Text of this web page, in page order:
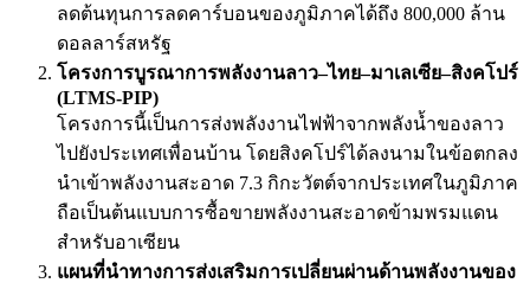
ลดต้นทุนการลดคาร์บอนของภูมิภาคได้ถึง 800,000 ล้าน
ดอลลาร์สหรัฐ
โครงการบูรณาการพลังงานลาว–ไทย–มาเลเซีย–สิงคโปร์
(LTMS-PIP)
โครงการนี้เป็นการส่งพลังงานไฟฟ้าจากพลังน้ำของลาว
ไปยังประเทศเพื่อนบ้าน โดยสิงคโปร์ได้ลงนามในข้อตกลง
นำเข้าพลังงานสะอาด 7.3 กิกะวัตต์จากประเทศในภูมิภาค
ถือเป็นต้นแบบการซื้อขายพลังงานสะอาดข้ามพรมแดน
สำหรับอาเซียน
แผนที่นำทางการส่งเสริมการเปลี่ยนผ่านด้านพลังงานของ